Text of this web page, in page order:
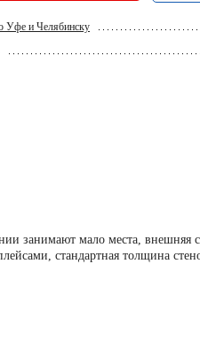
Уфе и Челябинску
занимают мало места, внешняя
стандартная толщина